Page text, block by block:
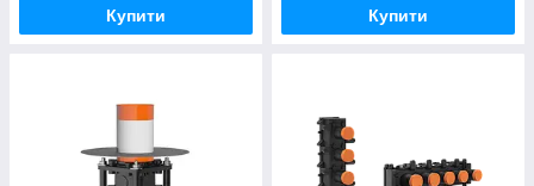
Купити Купити